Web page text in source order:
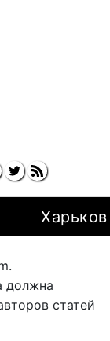
Харьков
должна
статей